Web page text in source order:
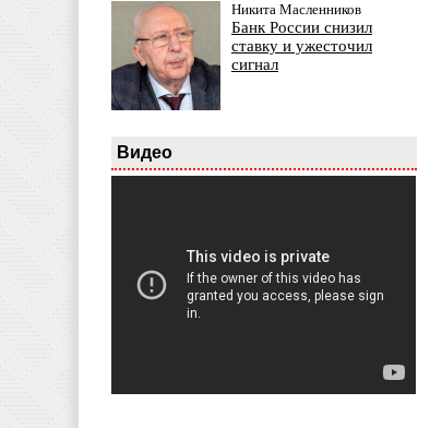
Никита Масленников
Банк России снизил
ставку и ужесточил
сигнал
Видео